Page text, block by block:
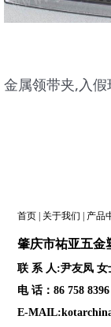
首页| 关于我们 | 产品
肇庆市祐亚五金
联 系 人:尹友凤 女
电 话：86 758
E-